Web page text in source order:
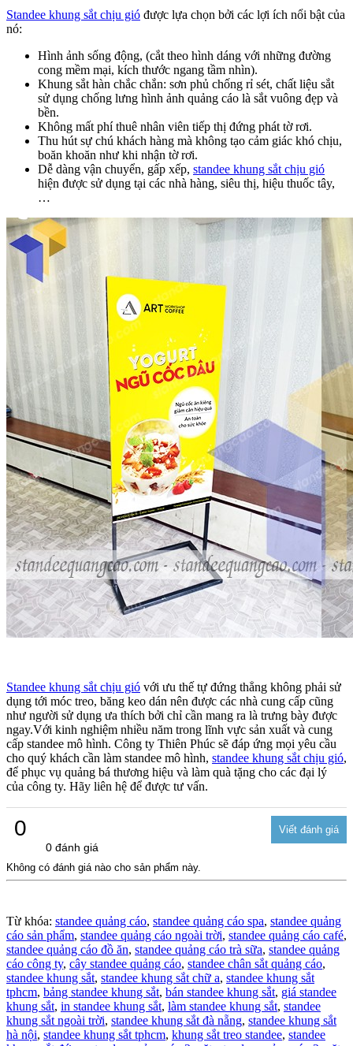
Standee khung sắt chịu gió được lựa chọn bởi các lợi ích nổi bật của
nó:
Hình ảnh sống động, (cắt theo hình dáng với những đường
cong mềm mại, kích thước ngang tầm nhìn).
Khung sắt hàn chắc chắn: sơn phủ chống rỉ sét, chất liệu sắt
sử dụng chống lưng hình ảnh quảng cáo là sắt vuông đẹp và
bền.
Không mất phí thuê nhân viên tiếp thị đứng phát tờ rơi.
Thu hút sự chú khách hàng mà không tạo cảm giác khó chịu,
boăn khoăn như khi nhận tờ rơi.
Dễ dàng vận chuyển, gấp xếp, standee khung sắt chịu gió
hiện được sử dụng tại các nhà hàng, siêu thị, hiệu thuốc tây,
…
Standee khung sắt chịu gió với ưu thế tự đứng thẳng không phải sử
dụng tới móc treo, băng keo dán nên được các nhà cung cấp cũng
như người sử dụng ưa thích bởi chỉ cần mang ra là trưng bày được
ngay.Với kinh nghiệm nhiều năm trong lĩnh vực sản xuất và cung
cấp standee mô hình. Công ty Thiên Phúc sẽ đáp ứng mọi yêu cầu
cho quý khách cần làm standee mô hình, standee khung sắt chịu gió,
để phục vụ quảng bá thương hiệu và làm quà tặng cho các đại lý
của công ty. Hãy liên hệ để được tư vấn.
0
0 đánh giá
Không có đánh giá nào cho sản phẩm này.
Từ khóa: standee quảng cáo, standee quảng cáo spa, standee quảng
cáo sản phẩm, standee quảng cáo ngoài trời, standee quảng cáo café,
standee quảng cáo đồ ăn, standee quảng cáo trà sữa, standee quảng
cáo công ty, cây standee quảng cáo, standee chân sắt quảng cáo,
standee khung sắt, standee khung sắt chữ a, standee khung sắt
tphcm, bảng standee khung sắt, bán standee khung sắt, giá standee
khung sắt, in standee khung sắt, làm standee khung sắt, standee
khung sắt ngoài trời, standee khung sắt đà nẵng, standee khung sắt
hà nội, standee khung sắt tphcm, khung sắt treo standee, standee